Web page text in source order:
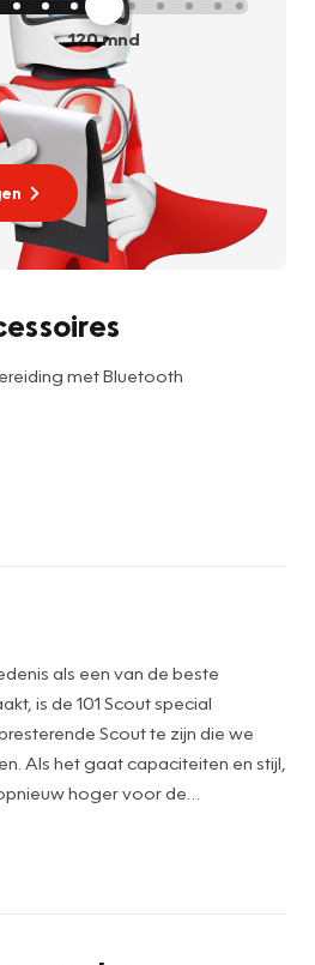
120mnd
met Bluetooth
als een van de beste
is de 101 Scout special
Scout te zijn die we
Als het gaat capaciteiten en stijl,
hoger voor de